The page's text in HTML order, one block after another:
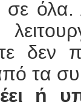
όλα.
δεν
τα
ή